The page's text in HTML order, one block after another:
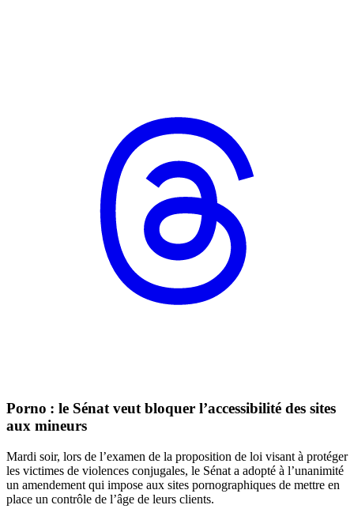
Porno : le Sénat veut bloquer l’accessibilité des sites
aux mineurs
Mardi soir, lors de l’examen de la proposition de loi visant à protéger
les victimes de violences conjugales, le Sénat a adopté à l’unanimité
un amendement qui impose aux sites pornographiques de mettre en
place un contrôle de l’âge de leurs clients.